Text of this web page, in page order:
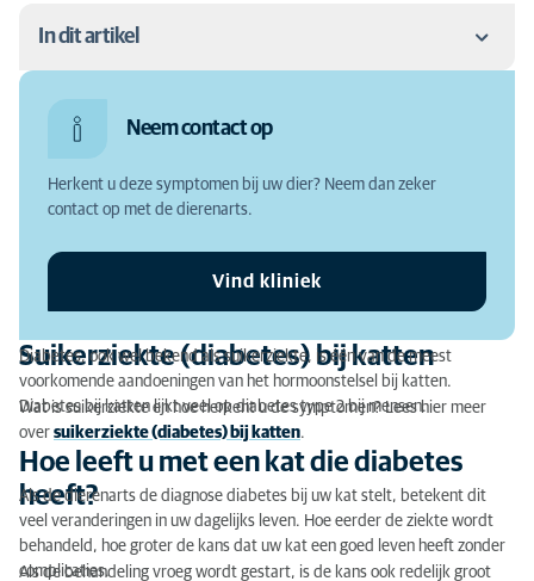
In dit artikel
Routine
Dierenarts bezoeken
Vragen en contact
Neem contact op
Herkent u deze symptomen bij uw dier? Neem dan zeker
contact op met de dierenarts.
Vind kliniek
Suikerziekte (diabetes) bij katten
Diabetes, ook wel bekend als suikerziekte, is één van de meest
voorkomende aandoeningen van het hormoonstelsel bij katten.
Diabetes bij katten lijkt veel op diabetes type 2 bij mensen.
Wat is suikerziekte en hoe herkent u de symptomen? Lees hier meer
over suikerziekte (diabetes) bij katten.
Hoe leeft u met een kat die diabetes
heeft?
Als de dierenarts de diagnose diabetes bij uw kat stelt, betekent dit
veel veranderingen in uw dagelijks leven. Hoe eerder de ziekte wordt
behandeld, hoe groter de kans dat uw kat een goed leven heeft zonder
complicaties.
Als de behandeling vroeg wordt gestart, is de kans ook redelijk groot